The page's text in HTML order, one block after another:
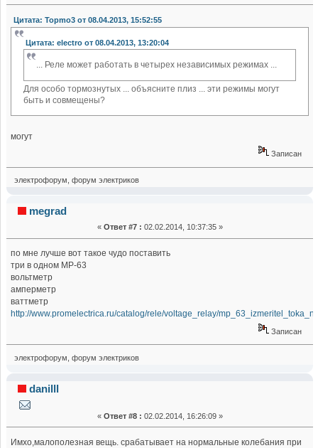
Цитата: Topmo3 от 08.04.2013, 15:52:55
Цитата: electro от 08.04.2013, 13:20:04
... Реле может работать в четырех независимых режимах ...
Для особо тормознутых ... объясните плиз ... эти режимы могут
быть и совмещены?
могут
Записан
электрофорум, форум электриков
megrad
« Ответ #7 : 02.02.2014, 10:37:35 »
по мне лучше вот такое чудо поставить
три в одном МР-63
вольтметр
амперметр
ваттметр
http://www.promelectrica.ru/catalog/rele/voltage_relay/
Записан
электрофорум, форум электриков
danilll
« Ответ #8 : 02.02.2014, 16:26:09 »
Имхо,малополезная вещь. срабатывает на нормальные колебания при